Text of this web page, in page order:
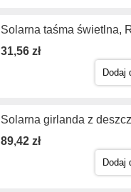
Solarna taśma świetlna,
31,56 zł
Dodaj
Solarna girlanda z
89,42 zł
Dodaj